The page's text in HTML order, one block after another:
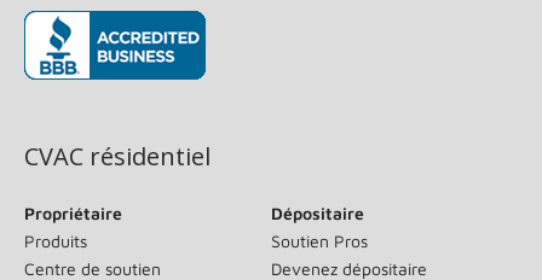
CVAC résidentiel
Propriétaire
Produits
Centre de soutien
Dépositaire
Soutien Pros
Devenez dépositaire